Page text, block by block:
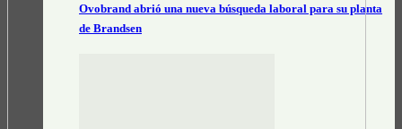
Ovobrand abrió una nueva búsqueda laboral para su planta
de Brandsen